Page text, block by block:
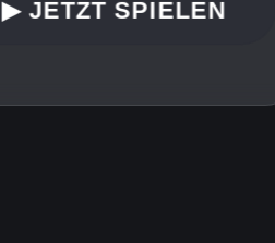
▶JETZT SPIELEN